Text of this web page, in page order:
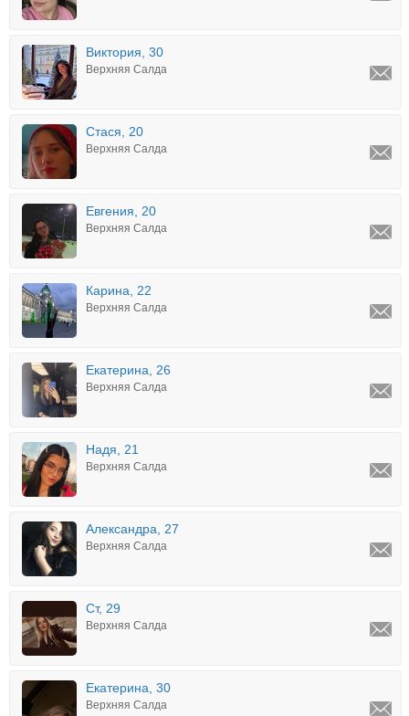
Виктория, 30
Верхняя Салда
Стася, 20
Верхняя Салда
Евгения, 20
Верхняя Салда
Карина, 22
Верхняя Салда
Екатерина, 26
Верхняя Салда
Надя, 21
Верхняя Салда
Александра, 27
Верхняя Салда
Ст, 29
Верхняя Салда
Екатерина, 30
Верхняя Салда